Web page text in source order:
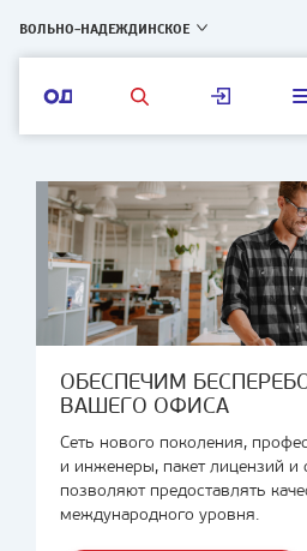
ВОЛЬНО-НАДЕЖДИНСКОЕ
ОБЕСПЕЧИМ
ВАШЕГО ОФИСА
Сеть нового поколения,
и инженеры, пакет лицензий и
позволяют предоставлять
международного уровня.